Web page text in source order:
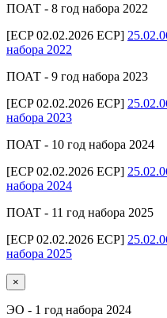
ПОАТ - 8 год набора 2022
[ECP 02.02.2026 ECP]
набора 2022
ПОАТ - 9 год набора 2023
[ECP 02.02.2026 ECP]
набора 2023
ПОАТ - 10 год набора 2024
[ECP 02.02.2026 ECP]
набора 2024
ПОАТ - 11 год набора 2025
[ECP 02.02.2026 ECP]
набора 2025
×
ЭО - 1 год набора 2024